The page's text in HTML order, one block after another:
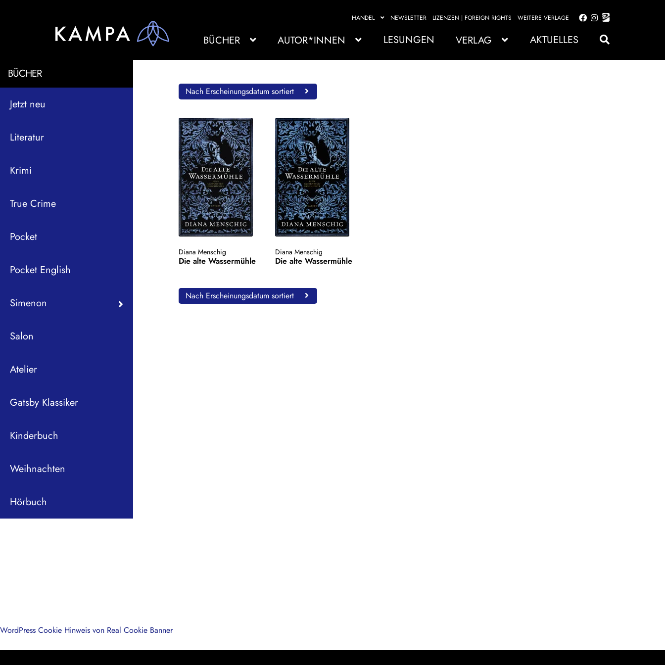
HANDEL NEWSLETTER LIZENZEN | FOREIGN RIGHTS WEITERE VERLAGE
Zur
springen
Zum
springen
BÜCHER AUTOR*INNEN LESUNGEN VERLAG AKTUELLES
BÜCHER
Jetzt neu
Literatur
Krimi
True Crime
Pocket
Pocket English
Simenon
Salon
Atelier
Gatsby Klassiker
Kinderbuch
Weihnachten
Hörbuch
Nach Erscheinungsdatum sortiert
Diana Menschig
Die alte Wassermühle
Diana Menschig
Die alte Wassermühle
Nach Erscheinungsdatum sortiert
WordPress Cookie Hinweis von Real Cookie Banner